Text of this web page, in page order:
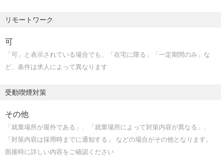
クトなどの経験
・会計関連システム開発に関する経験
・英語による業務、駐在経験
・日本、米国、英国、など国が認める公認会計あるいは税
リモートワーク
可
「可」と表示されている場合でも、「在宅に限る」「一定期間のみ」な
ど、条件は求人によって異なります
受動喫煙対策
その他
「就業場所が屋外である」、「就業場所によって対策内容が異なる」、
「対策内容は採用時までに通知する」 などの場合がその他となります。
面接時に詳しい内容をご確認ください